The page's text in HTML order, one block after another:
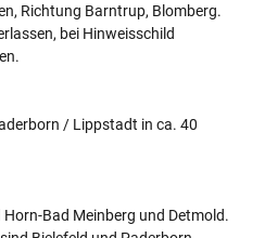
Richtung Barntrup, Blomberg.
bei Hinweisschild
/ Lippstadt in ca. 40
Bad Meinberg und Detmold.